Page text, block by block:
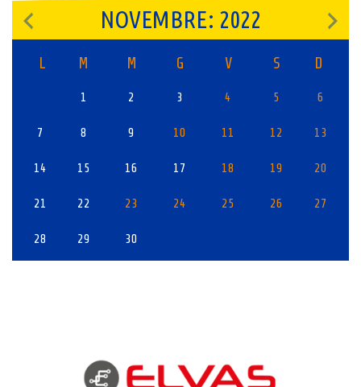
NOVEMBRE: 2022
L M M G V S D
1 2 3 4 5 6
7 8 9 10 11 12 13
14 15 16 17 18 19 20
21 22 23 24 25 26 27
28 29 30